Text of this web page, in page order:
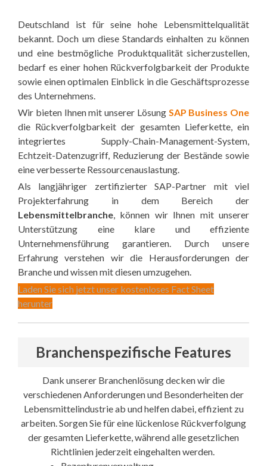
Deutschland ist für seine hohe Lebensmittelqualität
bekannt. Doch um diese Standards einhalten zu können
und eine bestmögliche Produktqualität sicherzustellen,
bedarf es einer hohen Rückverfolgbarkeit der Produkte
sowie einen optimalen Einblick in die Geschäftsprozesse
des Unternehmens.
Wir bieten Ihnen mit unserer Lösung SAP Business One
die Rückverfolgbarkeit der gesamten Lieferkette, ein
integriertes Supply-Chain-Management-System,
Echtzeit-Datenzugriff, Reduzierung der Bestände sowie
eine verbesserte Ressourcenauslastung.
Als langjähriger zertifizierter SAP-Partner mit viel
Projekterfahrung in dem Bereich der
Lebensmittelbranche, können wir Ihnen mit unserer
Unterstützung eine klare und effiziente
Unternehmensführung garantieren. Durch unsere
Erfahrung verstehen wir die Herausforderungen der
Branche und wissen mit diesen umzugehen.
Laden Sie sich jetzt unser kostenloses Fact Sheet
herunter
Branchenspezifische Features
Dank unserer Branchenlösung decken wir die
verschiedenen Anforderungen und Besonderheiten der
Lebensmittelindustrie ab und helfen dabei, effizient zu
arbeiten. Sorgen Sie für eine lückenlose Rückverfolgung
der gesamten Lieferkette, während alle gesetzlichen
Richtlinien jederzeit eingehalten werden.